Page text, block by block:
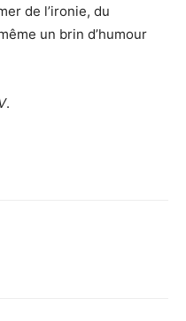
de l’ironie, du
un brin d’humour
.